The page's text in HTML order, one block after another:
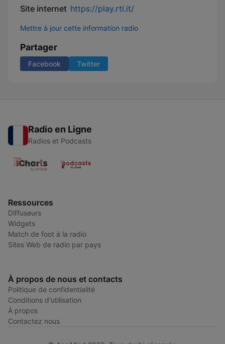
Site internet https://play.rtl.it/
Mettre à jour cette information radio
Partager
Facebook Twitter
Radio en Ligne
Radios et Podcasts
Ressources
Diffuseurs
Widgets
Match de foot à la radio
Sites Web de radio par pays
À propos de nous et contacts
Politique de confidentialité
Conditions d'utilisation
À propos
Contactez nous